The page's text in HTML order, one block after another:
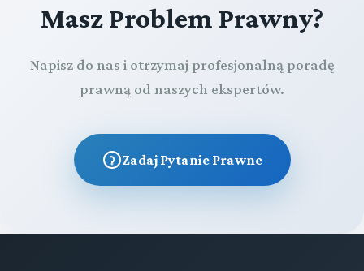
Masz Problem Prawny?
Napisz do nas i otrzymaj profesjonalną poradę
prawną od naszych ekspertów.
Zadaj Pytanie Prawne